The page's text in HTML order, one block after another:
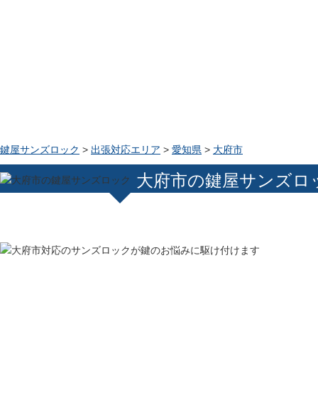
鍵屋サンズロック > 出張対応エリア > 愛知県 > 大府市
大府市の鍵屋サンズロ